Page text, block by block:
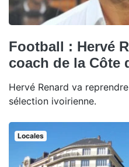
Football : Hervé
coach de la Côte
Hervé Renard va
sélection ivoirienne.
Locales